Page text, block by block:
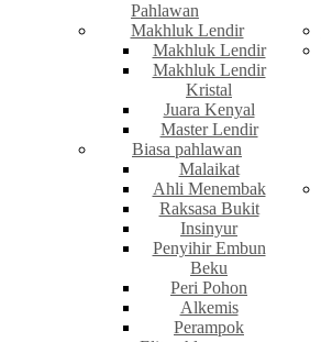
Pahlawan
Makhluk Lendir
Makhluk Lendir
Makhluk Lendir
Kristal
Juara Kenyal
Master Lendir
Biasa pahlawan
Malaikat
Ahli Menembak
Raksasa Bukit
Insinyur
Penyihir Embun
Beku
Peri Pohon
Alkemis
Perampok